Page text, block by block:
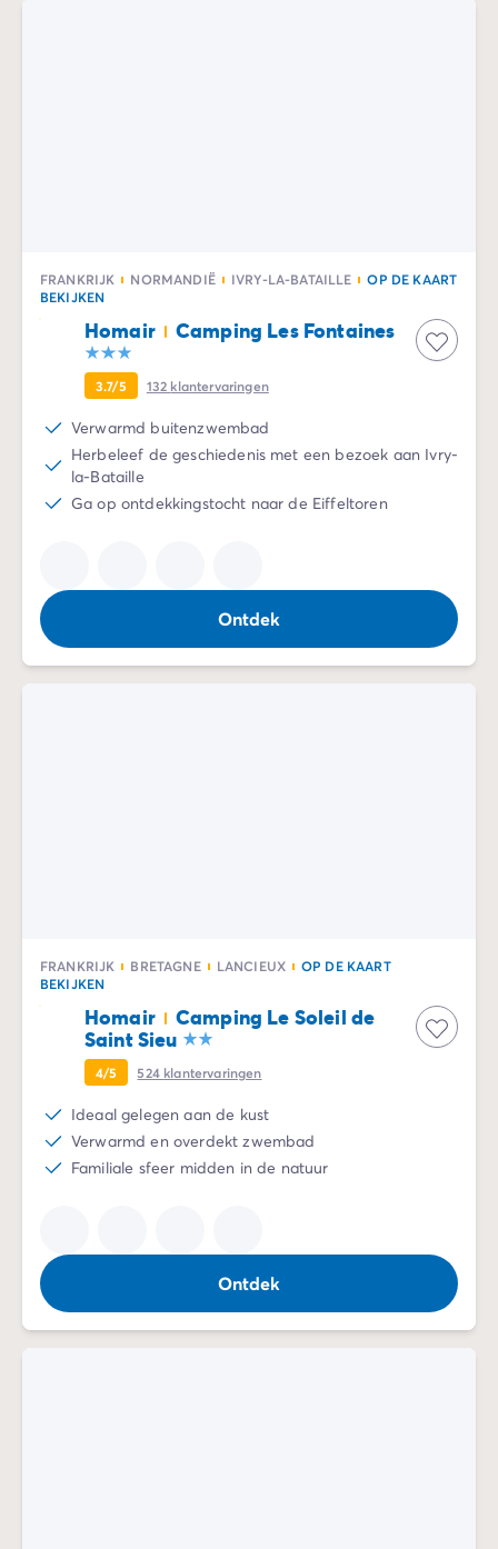
FRANKRIJK NORMANDIË IVRY-LA-BATAILLE
OP DE KAART
BEKIJKEN
Homair Camping Les Fontaines
3.7/5 132 klantervaringen
Verwarmd buitenzwembad
Herbeleef de geschiedenis met een bezoek aan Ivry-
la-Bataille
Ga op ontdekkingstocht naar de Eiffeltoren
Ontdek
FRANKRIJK BRETAGNE LANCIEUX
OP DE KAART
BEKIJKEN
Homair
Camping Le Soleil de
Saint Sieu
4/5 524 klantervaringen
Ideaal gelegen aan de kust
Verwarmd en overdekt zwembad
Familiale sfeer midden in de natuur
Ontdek